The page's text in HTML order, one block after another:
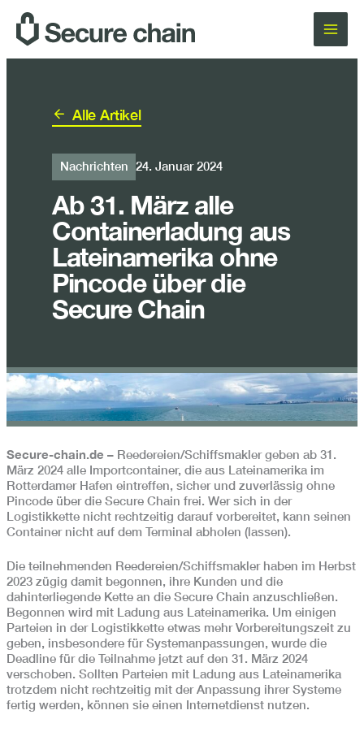
Inhalt
springen
Alle Artikel
Nachrichten 24. Januar 2024
Ab 31. März alle
Containerladung aus
Lateinamerika ohne
Pincode über die
Secure Chain
Secure-chain.de – Reedereien/Schiffsmakler geben ab 31.
März 2024 alle Importcontainer, die aus Lateinamerika im
Rotterdamer Hafen eintreffen, sicher und zuverlässig ohne
Pincode über die Secure Chain frei. Wer sich in der
Logistikkette nicht rechtzeitig darauf vorbereitet, kann seinen
Container nicht auf dem Terminal abholen (lassen).
Die teilnehmenden Reedereien/Schiffsmakler haben im Herbst
2023 zügig damit begonnen, ihre Kunden und die
dahinterliegende Kette an die Secure Chain anzuschließen.
Begonnen wird mit Ladung aus Lateinamerika. Um einigen
Parteien in der Logistikkette etwas mehr Vorbereitungszeit zu
geben, insbesondere für Systemanpassungen, wurde die
Deadline für die Teilnahme jetzt auf den 31. März 2024
verschoben. Sollten Parteien mit Ladung aus Lateinamerika
trotzdem nicht rechtzeitig mit der Anpassung ihrer Systeme
fertig werden, können sie einen Internetdienst nutzen.